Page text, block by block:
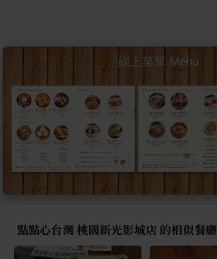
線上菜單 Menu
點點心台灣 桃園新光影城店 的相似餐廳